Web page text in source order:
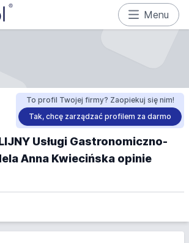
Menu
To profil Twojej firmy? Zaopiekuj się nim!
Tak, chcę zarządzać profilem za darmo
Usługi Gastronomiczno-
Anna Kwiecińska opinie